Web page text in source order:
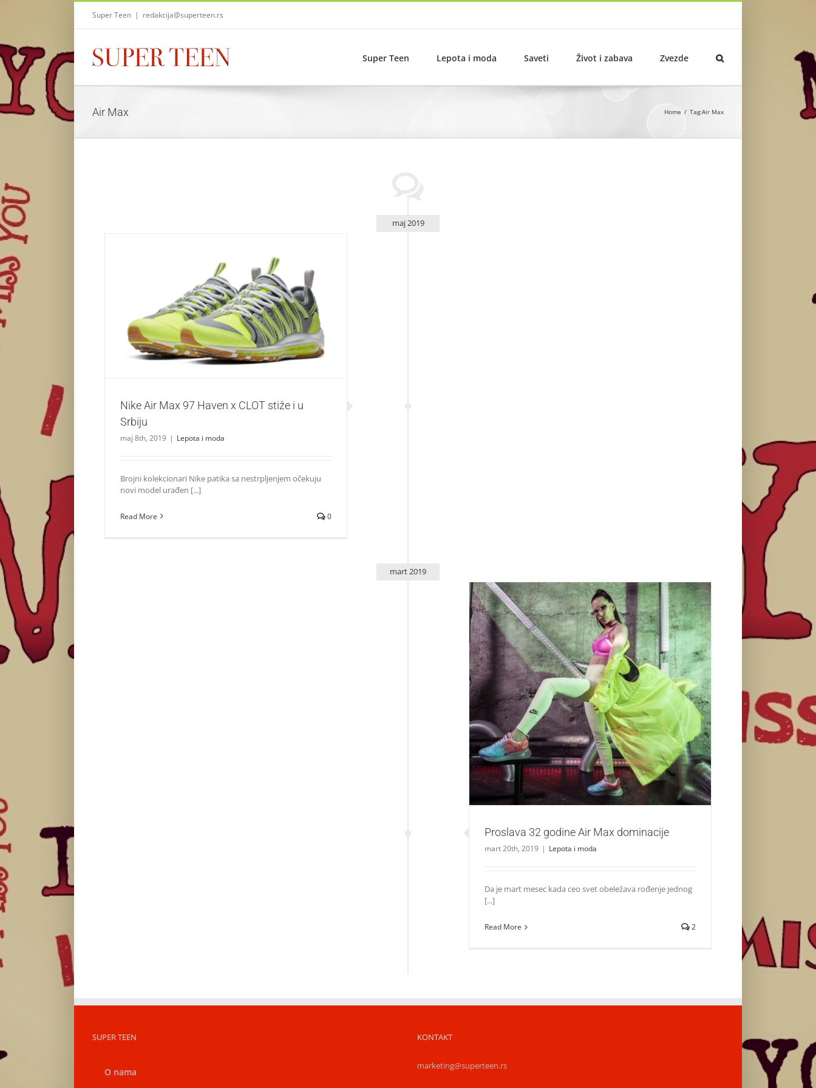
Super Teen | redakcija@superteen.rs
Super Teen Lepota i moda Saveti Život i zabava Zvezde
Air Max Home Tag:Air Max
maj 2019
Nike Air Max 97 Haven x CLOT stiže i u Srbiju
Lepota i moda
Nike Air Max 97 Haven x CLOT stiže i u
Srbiju
maj 8th, 2019 | Lepota i moda
Brojni kolekcionari Nike patika sa nestrpljenjem očekuju
novi model urađen [...]
Read More 0
mart 2019
Proslava 32 godine Air Max dominacije
Lepota i moda
Proslava 32 godine Air Max dominacije
mart 20th, 2019 | Lepota i moda
Da je mart mesec kada ceo svet obeležava rođenje jednog
[...]
Read More 2
SUPER TEEN
O nama
KONTAKT
marketing@superteen.rs